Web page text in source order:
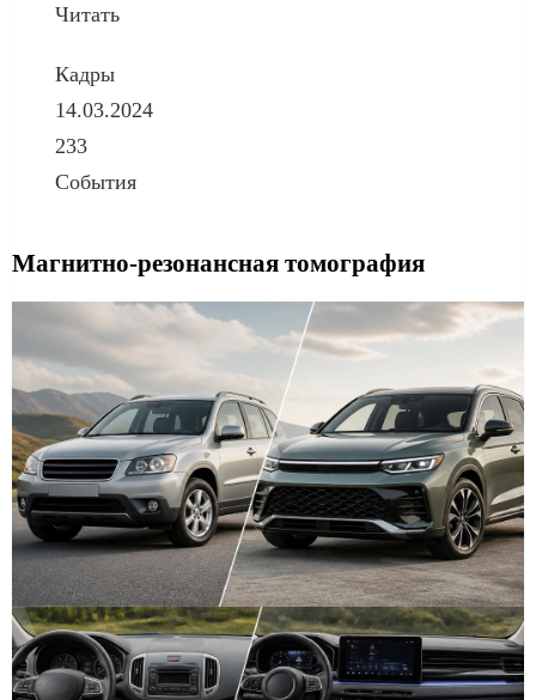
Читать
Кадры
14.03.2024
233
События
Магнитно-резонансная томография